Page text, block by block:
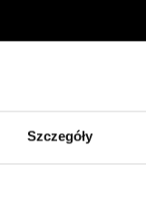
Szczegóły